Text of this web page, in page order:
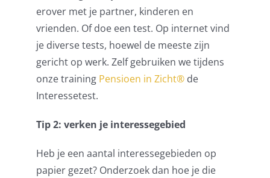
erover met je partner, kinderen en
vrienden. Of doe een test. Op internet vind
je diverse tests, hoewel de meeste zijn
gericht op werk. Zelf gebruiken we tijdens
onze training Pensioen in Zicht®️de
Interessetest.
Tip 2: verken je interessegebied
Heb je een aantal interessegebieden op
papier gezet? Onderzoek dan hoe je die